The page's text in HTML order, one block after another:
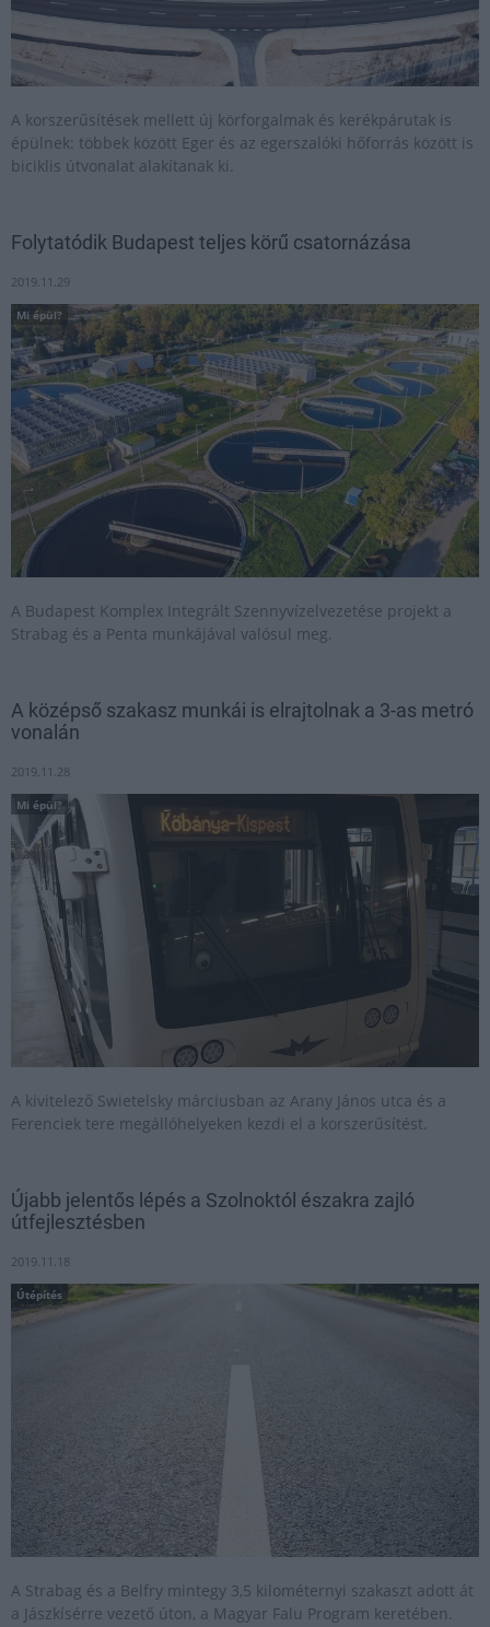
A korszerűsítések mellett új körforgalmak és kerékpárutak is
épülnek: többek között Eger és az egerszalóki hőforrás között is
biciklis útvonalat alakítanak ki.
Folytatódik Budapest teljes körű csatornázása
2019.11.29
Mi épül?
A Budapest Komplex Integrált Szennyvízelvezetése projekt a
Strabag és a Penta munkájával valósul meg.
A középső szakasz munkái is elrajtolnak a 3-as metró
vonalán
2019.11.28
Mi épül?
A kivitelező Swietelsky márciusban az Arany János utca és a
Ferenciek tere megállóhelyeken kezdi el a korszerűsítést.
Újabb jelentős lépés a Szolnoktól északra zajló
útfejlesztésben
2019.11.18
Útépítés
A Strabag és a Belfry mintegy 3,5 kilométernyi szakaszt adott át
a Jászkísérre vezető úton, a Magyar Falu Program keretében.